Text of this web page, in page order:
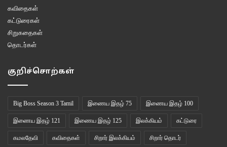
கவிதைகள்
கட்டுரைகள்
சிறுகதைகள்
தொடர்கள்
குறிச்சொற்கள்
Big Boss Season 3 Tamil இணைய இதழ் 75 இணைய இதழ் 100
இணைய இதழ் 121 இணைய இதழ் 125 இலக்கியம் கட்டுரை
கமலதேவி கவிதைகள் சிறார் இலக்கியம் சிறார் தொடர்